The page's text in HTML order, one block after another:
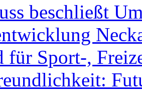
beschließt
Sport-,